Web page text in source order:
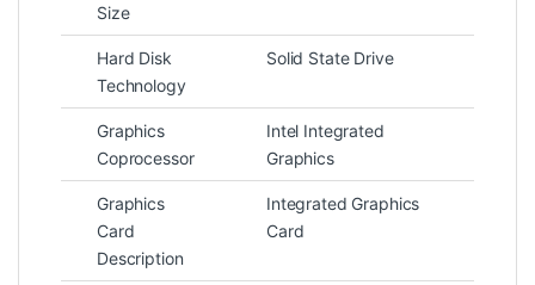
Size
Hard Disk
Technology
Solid State Drive
Graphics
Coprocessor
Intel Integrated
Graphics
Graphics
Card
Description
Integrated Graphics
Card